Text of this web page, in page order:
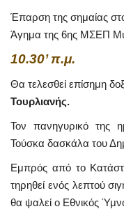
Έπαρση της σημαίας
Άγημα της 6ης ΜΣΕΠ
10.30’ π.μ.
Θα τελεσθεί επίσημη
Τουρλιανής.
Τον πανηγυρικό της
Τούσκα δασκάλα του
Εμπρός από το
τηρηθεί ενός λεπτού
θα ψαλεί ο Εθνικός